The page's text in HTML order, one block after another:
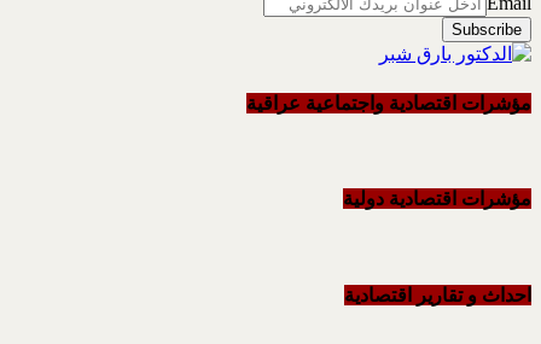
مؤشرات اقتصادية واجتماعية عراقية
مؤشرات اقتصادية دولية
احداث و تقاریر اقتصادیة